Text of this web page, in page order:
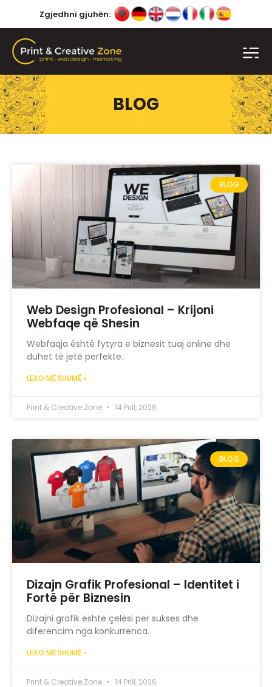
Zgjedhni gjuhën:
BLOG
BLOG
Web Design Profesional – Krijoni
Webfaqe që Shesin
Webfaqja është fytyra e biznesit tuaj online dhe
duhet të jetë perfekte.
LEXO MË SHUMË »
Print & Creative Zone 14 Prill, 2026
BLOG
Dizajn Grafik Profesional – Identitet i
Fortë për Biznesin
Dizajni grafik është çelësi për sukses dhe
diferencim nga konkurrenca.
LEXO MË SHUMË »
Print & Creative Zone 14 Prill, 2026